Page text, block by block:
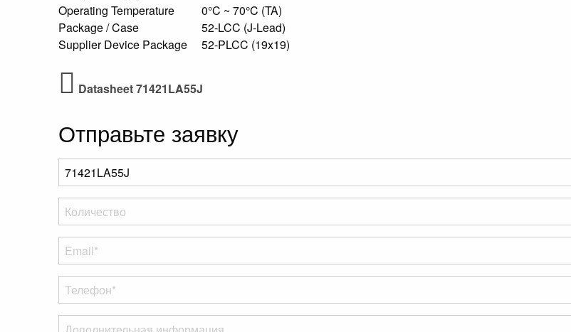
Operating Temperature
0°C ~ 70°C (TA)
Package / Case
52-LCC (J-Lead)
Supplier Device Package
52-PLCC (19x19)
Datasheet 71421LA55J
Отправьте заявку